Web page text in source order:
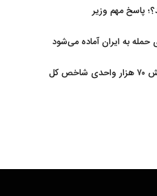
پاسخ مهم وزیر
کل